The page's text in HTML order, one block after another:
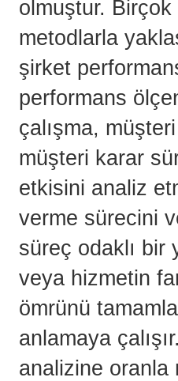
olmuştur.
metodlarla
şirket
performans
çalışma,
müşteri karar
etkisini analiz
verme sürecini
süreç odaklı bir
veya hizmetin
ömrünü
anlamaya
analizine oranla